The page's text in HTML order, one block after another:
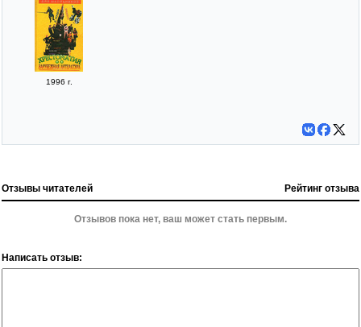
1996 г.
Отзывы читателей Рейтинг отзыва
Отзывов пока нет, ваш может стать первым.
Написать отзыв: